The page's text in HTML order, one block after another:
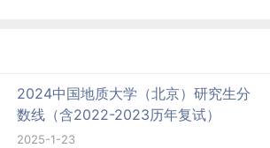
2024中国地质大学（北京）研究生分
数线（含2022-2023历年复试）
2025-1-23